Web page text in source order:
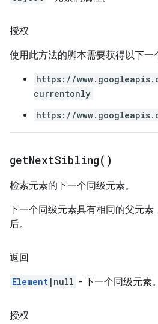
授权
使用此方法的脚本需要获得以下一
https://
currentonly
https://
getNextSibling( )
检索元素的下一个同级元素。
下一个同级元素具有相同的父元素
后。
返回
Element |null - 下一个同级元素。
授权